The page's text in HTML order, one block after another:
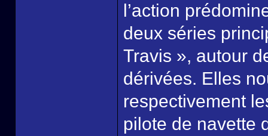
l’action
deux séries
Travis », autour
dérivées. Elles
respectivement
pilote de navette